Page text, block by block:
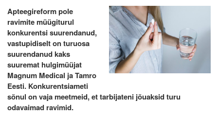
Apteegireform pole
ravimite müügiturul
konkurentsi suurendanud,
vastupidiselt on turuosa
suurendanud kaks
suuremat hulgimüüjat
Magnum Medical ja Tamro
Eesti. Konkurentsiameti
sõnul on vaja meetmeid, et tarbijateni jõuaksid turu
odavaimad ravimid.